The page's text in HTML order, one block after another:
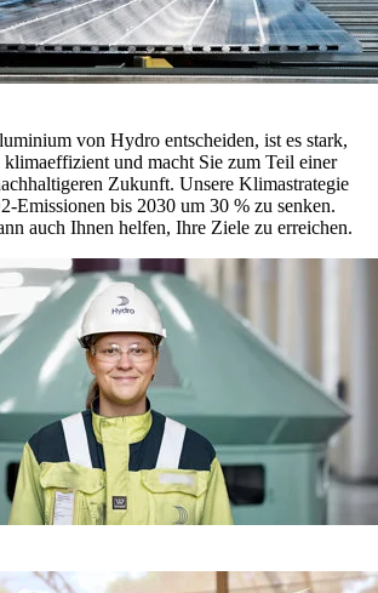
von Hydro entscheiden, ist es stark,
und macht Sie zum Teil einer
Zukunft. Unsere Klimastrategie
Emissionen bis 2030 um 30 % zu senken.
auch Ihnen helfen, Ihre Ziele zu erreichen.